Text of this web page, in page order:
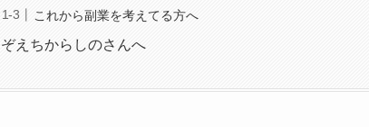
これから副業を考えてる方へ
ぞえちからしのさんへ